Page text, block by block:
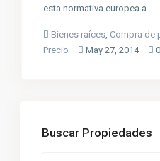
esta normativa europea a …
Bienes raíces, Compra de
Precio
May 27, 2014 0
Buscar Propiedades